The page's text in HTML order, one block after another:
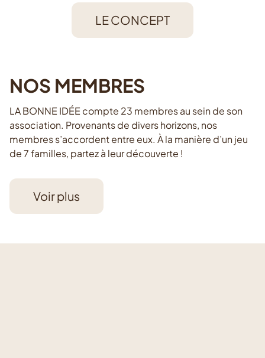
LE CONCEPT
NOS MEMBRES
LA BONNE IDÉE compte 23 membres au sein de son
association. Provenants de divers horizons, nos
membres s’accordent entre eux. À la manière d’un jeu
de 7 familles, partez à leur découverte !
Voir plus